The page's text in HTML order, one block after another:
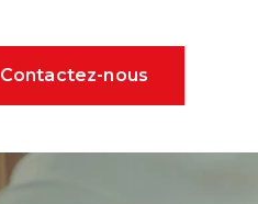
Contactez-nous